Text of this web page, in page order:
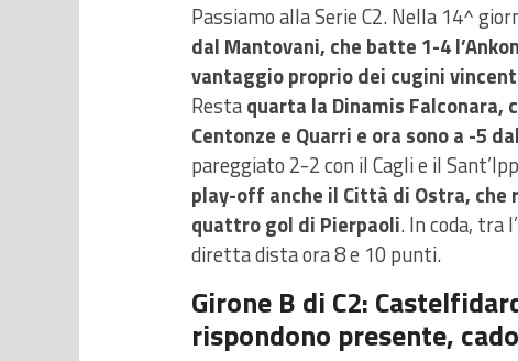
Passiamo alla Serie C2. Nella 14^
dal Mantovani, che batte 1-4
vantaggio proprio dei cugini
Restaquarta la Dinamis Falconara,
Centonze e Quarri e ora sono a -5
pareggiato 2-2 con il Cagli e il
play-off anche il Città di Ostra, che
quattro gol di Pierpaoli. In coda, tra
diretta dista ora 8 e 10 punti.
Girone B di C2:
rispondono presente,